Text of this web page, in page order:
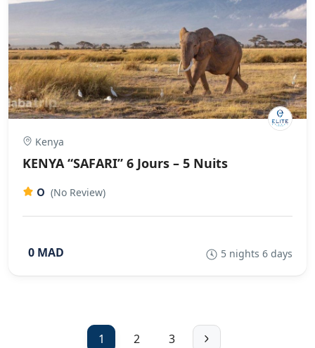
Kenya
KENYA “SAFARI” 6 Jours – 5 Nuits
0 (No Review)
0 MAD 5 nights 6 days
1 2 3